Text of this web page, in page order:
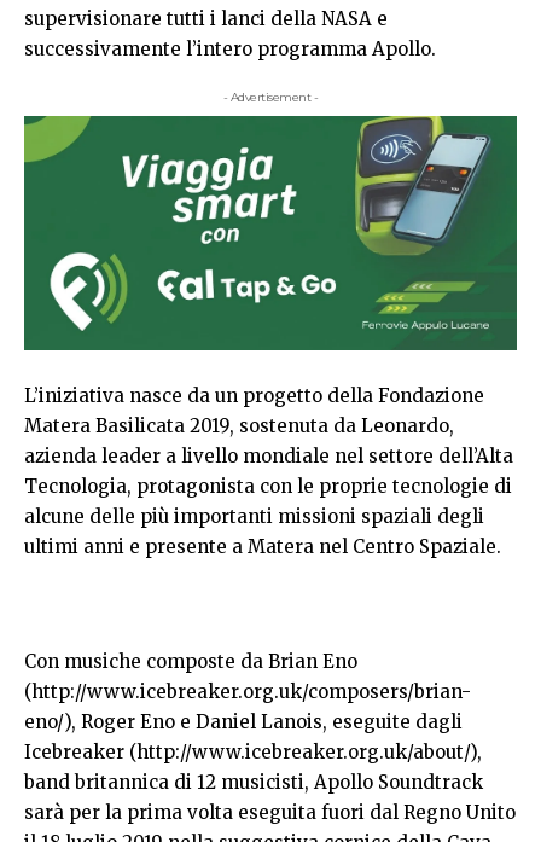
supervisionare tutti i lanci della NASA e
successivamente l’intero programma Apollo.
- Advertisement -
L’iniziativa nasce da un progetto della Fondazione
Matera Basilicata 2019, sostenuta da Leonardo,
azienda leader a livello mondiale nel settore dell’Alta
Tecnologia, protagonista con le proprie tecnologie di
alcune delle più importanti missioni spaziali degli
ultimi anni e presente a Matera nel Centro Spaziale.
Con musiche composte da Brian Eno
(http://www.icebreaker.org.uk/composers/brian-
eno/), Roger Eno e Daniel Lanois, eseguite dagli
Icebreaker (http://www.icebreaker.org.uk/about/),
band britannica di 12 musicisti, Apollo Soundtrack
sarà per la prima volta eseguita fuori dal Regno Unito